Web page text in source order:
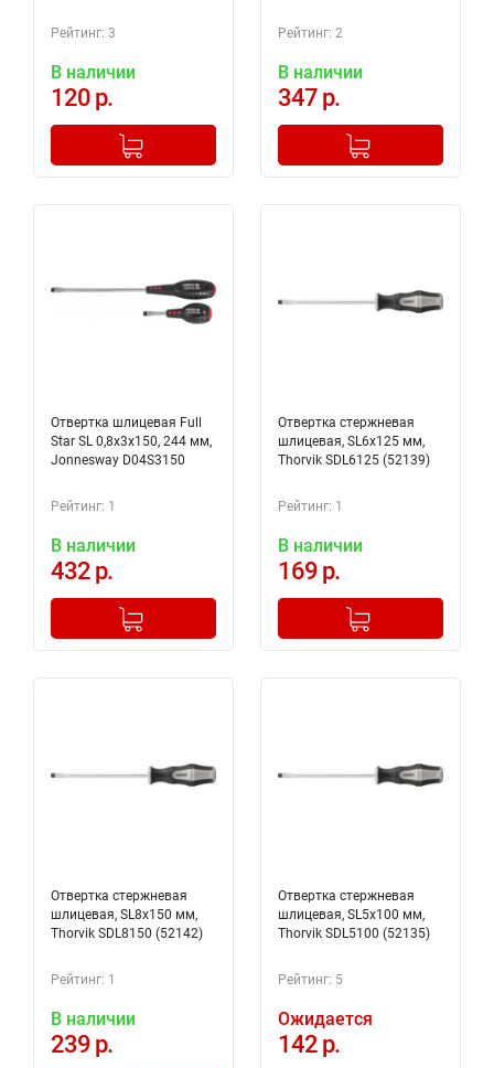
Рейтинг: 3
В наличии
120 р.
+
Добавлено в корзину
Рейтинг: 2
В наличии
347 р.
+
Добавлено в корзину
Отвертка шлицевая Full
Star SL 0,8х3х150, 244 мм,
Jonnesway D04S3150
Рейтинг: 1
В наличии
432 р.
+
Добавлено в корзину
Отвертка стержневая
шлицевая, SL6х125 мм,
Thorvik SDL6125 (52139)
Рейтинг: 1
В наличии
169 р.
+
Добавлено в корзину
Отвертка стержневая
шлицевая, SL8х150 мм,
Thorvik SDL8150 (52142)
Рейтинг: 1
В наличии
239 р.
Отвертка стержневая
шлицевая, SL5х100 мм,
Thorvik SDL5100 (52135)
Рейтинг: 5
Ожидается
142 р.